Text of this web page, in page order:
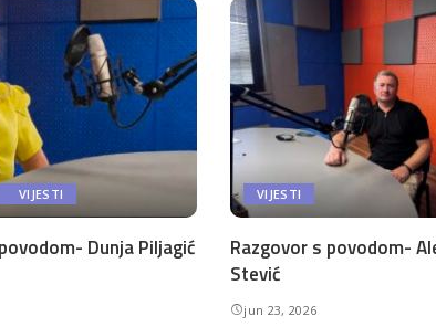
VIJESTI
Dunja Piljagić
VIJESTI
Razgovor s povodom-
Stević
jun 23, 2026